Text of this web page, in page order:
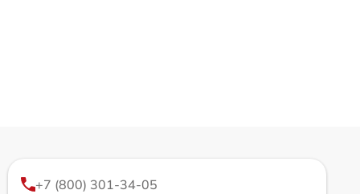
+7 (800) 301-34-05